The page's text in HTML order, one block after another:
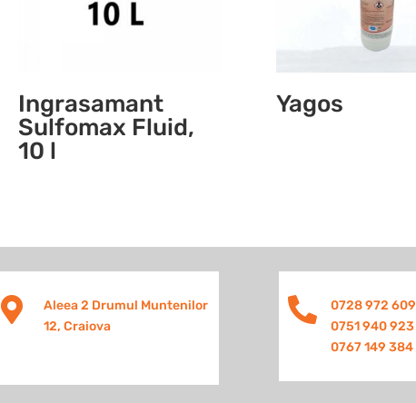
Ingrasamant
Sulfomax Fluid,
10 l
Yagos

Aleea 2 Drumul Muntenilor
12, Craiova

0728 972 609
0751 940 923
0767 149 384